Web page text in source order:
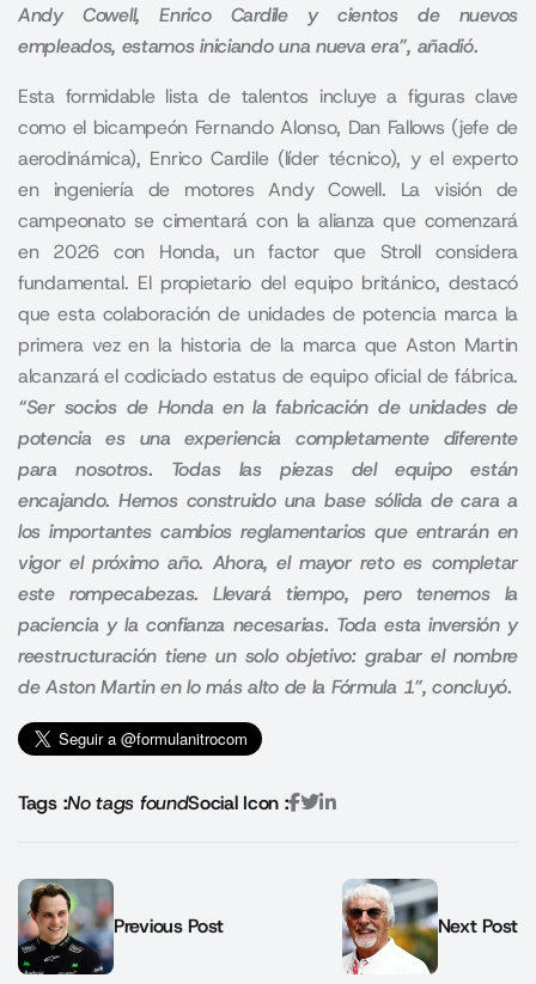
Andy Cowell, Enrico Cardile y cientos de nuevos
empleados, estamos iniciando una nueva era”, añadió.
Esta formidable lista de talentos incluye a figuras clave
como el bicampeón Fernando Alonso, Dan Fallows (jefe de
aerodinámica), Enrico Cardile (líder técnico), y el experto
en ingeniería de motores Andy Cowell. La visión de
campeonato se cimentará con la alianza que comenzará
en 2026 con Honda, un factor que Stroll considera
fundamental. El propietario del equipo británico, destacó
que esta colaboración de unidades de potencia marca la
primera vez en la historia de la marca que Aston Martin
alcanzará el codiciado estatus de equipo oficial de fábrica.
“Ser socios de Honda en la fabricación de unidades de
potencia es una experiencia completamente diferente
para nosotros. Todas las piezas del equipo están
encajando. Hemos construido una base sólida de cara a
los importantes cambios reglamentarios que entrarán en
vigor el próximo año. Ahora, el mayor reto es completar
este rompecabezas. Llevará tiempo, pero tenemos la
paciencia y la confianza necesarias. Toda esta inversión y
reestructuración tiene un solo objetivo: grabar el nombre
de Aston Martin en lo más alto de la Fórmula 1”, concluyó.
Tags :No tags foundSocial Icon :
Previous Post Next Post